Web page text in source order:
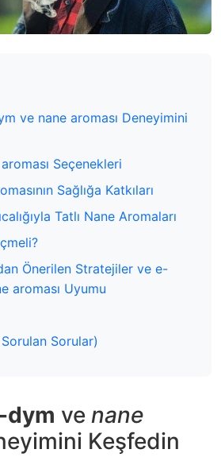
ve nane aroması Deneyimini
Seçenekleri
Sağlığa Katkıları
Tatlı Nane Aromaları
Önerilen Stratejiler ve e-
aroması Uyumu
Sorulan Sorular)
dym ve nane
Keşfedin